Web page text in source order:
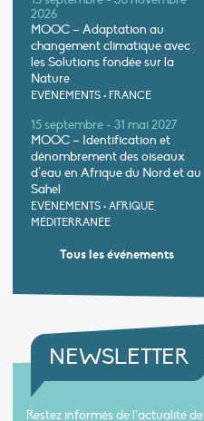
2026
MOOC – Adaptation au
changement climatique avec
les Solutions fondée sur la
Nature
EVÉNEMENTS • FRANCE
15 septembre - 31 mai 2027
MOOC – Identification et
dénombrement des oiseaux
d’eau en Afrique du Nord et au
Sahel
EVÉNEMENTS • AFRIQUE,
MÉDITERRANÉE
Tous les événements
NEWSLETTER
Restez informés de l’actualité de